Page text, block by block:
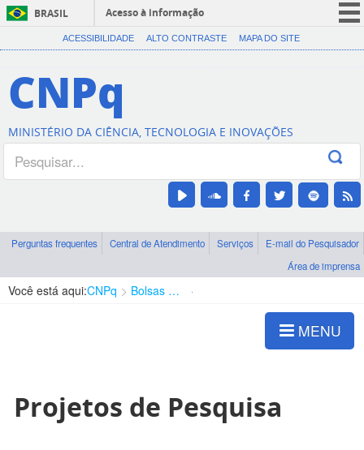
BRASIL
Acesso à informação
CORONAVÍRUS (COVID-19)
Canais
ACESSIBILIDADE ALTO CONTRASTE MAPA DO SITE
CNPq
MINISTÉRIO DA CIÊNCIA, TECNOLOGIA E INOVAÇÕES
Perguntas frequentes Central de Atendimento Serviços
E-mail do Pesquisador
Área de imprensa
Você está aqui:CNPq Bolsas e Auxílios Vigentes
MENU
Projetos de Pesquisa